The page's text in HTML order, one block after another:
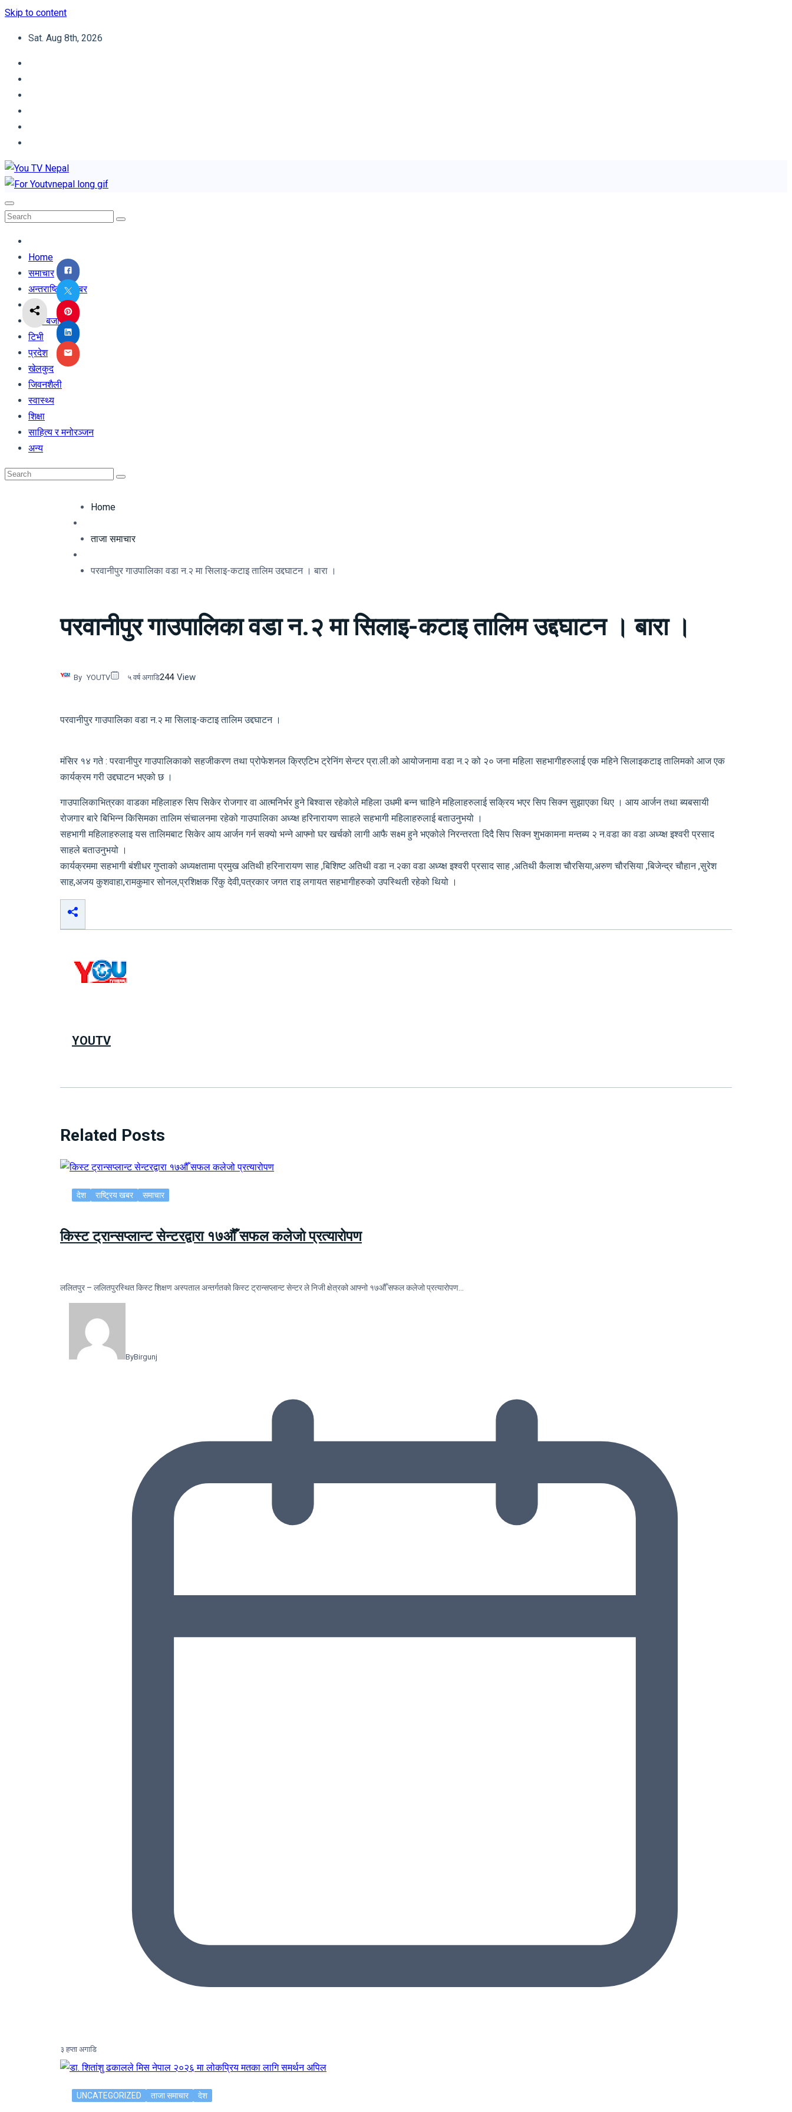
Skip to content
Sat. Aug 8th, 2026
Home
समाचार
अन्तराष्ट्रिय खबर
अर्थ
शेयर बजार
टिभी
प्रदेश
खेलकुद
जिवनशैली
स्वास्थ्य
शिक्षा
साहित्य र मनोरञ्जन
अन्य
Home
ताजा समाचार
परवानीपुर गाउपालिका वडा न.२ मा सिलाइ-कटाइ तालिम उद्दघाटन । बारा ।
परवानीपुर गाउपालिका वडा न.२ मा सिलाइ-कटाइ तालिम उद्दघाटन । बारा ।
By YOUTV ५ वर्ष अगाडि244 View
परवानीपुर गाउपालिका वडा न.२ मा सिलाइ-कटाइ तालिम उद्दघाटन ।
मंसिर १४ गते : परवानीपुर गाउपालिकाको सहजीकरण तथा प्रोफेशनल क्रिएटिभ ट्रेनिंग सेन्टर प्रा.ली.को आयोजनामा वडा न.२ को २० जना महिला सहभागीहरुलाई एक महिने सिलाइकटाइ तालिमको आज एक
कार्यक्रम गरी उद्दघाटन भएको छ ।
गाउपालिकाभित्रका वाडका महिलाहरु सिप सिकेर रोजगार वा आत्मनिर्भर हुने बिश्वास रहेकोले महिला उधमी बन्न चाहिने महिलाहरुलाई सक्रिय भएर सिप सिक्न सुझाएका थिए । आय आर्जन तथा ब्यबसायी
रोजगार बारे बिभिन्न किसिमका तालिम संचालनमा रहेको गाउपालिका अध्य्क्ष हरिनारायण साहले सहभागी महिलाहरुलाई बताउनुभयो ।
सहभागी महिलाहरुलाइ यस तालिमबाट सिकेर आय आर्जन गर्न सक्यो भन्ने आफ्नो घर खर्चको लागी आफै सक्ष्म हुने भएकोले निरन्तरता दिदै सिप सिक्न शुभकामना मन्तब्य २ न.वडा का वडा अध्य्क्ष इश्वरी प्रसाद
साहले बताउनुभयो ।
कार्यक्रममा सहभागी बंशीधर गुप्ताको अध्यक्षतामा प्रमुख अतिथी हरिनारायण साह ,बिशिष्ट अतिथी वडा न.२का वडा अध्य्क्ष इश्वरी प्रसाद साह ,अतिथी कैलाश चौरसिया,अरुण चौरसिया ,बिजेन्द्र चौहान ,सुरेश
साह,अजय कुशवाहा,रामकुमार सोनल,प्रशिक्षक रिंकु देवी,पत्रकार जगत राइ लगायत सहभागीहरुको उपस्थिती रहेको थियो ।
YOUTV
Related Posts
देश राष्ट्रिय खबर समाचार
किस्ट ट्रान्सप्लान्ट सेन्टरद्वारा १७औँ सफल कलेजो प्रत्यारोपण
ललितपुर – ललितपुरस्थित किस्ट शिक्षण अस्पताल अन्तर्गतको किस्ट ट्रान्सप्लान्ट सेन्टर ले निजी क्षेत्रको आफ्नो १७औँ सफल कलेजो प्रत्यारोपण…
ByBirgunj
३ हप्ता अगाडि
UNCATEGORIZED ताजा समाचार देश